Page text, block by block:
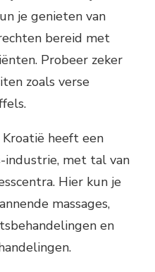
je genieten van
bereid met
Probeer zeker
zoals verse
Kroatië heeft een
industrie, met tal van
Hier kun je
massages,
en